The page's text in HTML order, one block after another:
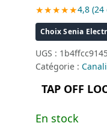
★★★★★4,8
Choix Senia
UGS :
Catégorie :
TAP OFF
En stock